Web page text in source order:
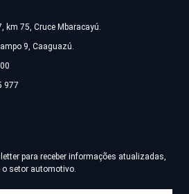
km 75, Cruce Mbaracayú.
9, Caaguazú.
977
para receber informações atualizadas,
setor automotivo.